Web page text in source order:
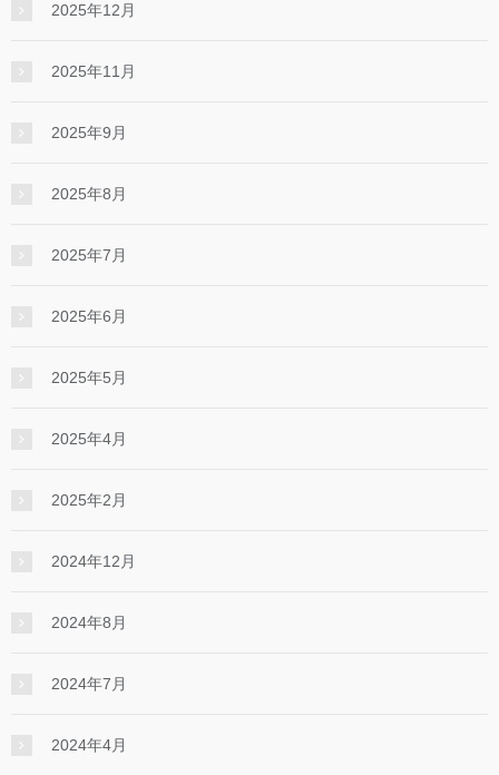
2025年12月
2025年11月
2025年9月
2025年8月
2025年7月
2025年6月
2025年5月
2025年4月
2025年2月
2024年12月
2024年8月
2024年7月
2024年4月